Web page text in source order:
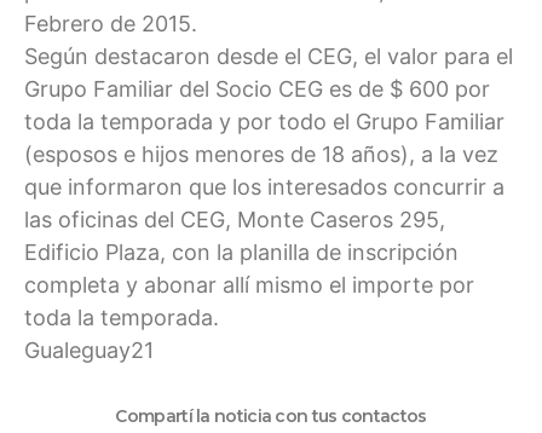
Febrero de 2015.
Según destacaron desde el CEG, el valor para el
Grupo Familiar del Socio CEG es de $ 600 por
toda la temporada y por todo el Grupo Familiar
(esposos e hijos menores de 18 años), a la vez
que informaron que los interesados concurrir a
las oficinas del CEG, Monte Caseros 295,
Edificio Plaza, con la planilla de inscripción
completa y abonar allí mismo el importe por
toda la temporada.
Gualeguay21
Compartí la noticia con tus contactos